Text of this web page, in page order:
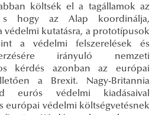
költsék el a tagállamok az
s hogy az Alap koordinálja,
védelmi kutatásra, a prototípusok
a védelmi felszerelések és
irányuló nemzeti
kérdés azonban az európai
a Brexit. Nagy-Britannia
eurós védelmi kiadásaival
európai védelmi költségvetésnek